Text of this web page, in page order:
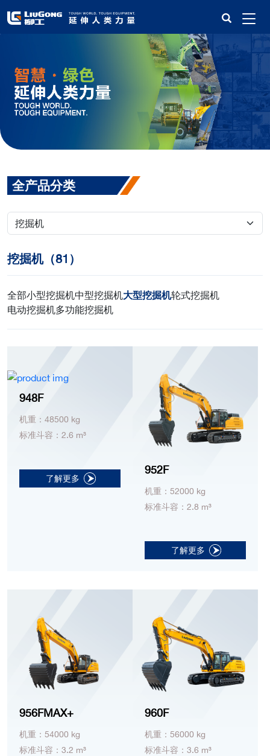
全产品分类
挖掘机（81）
全部小型挖掘机中型挖掘机大型挖掘机轮式挖掘机
电动挖掘机多功能挖掘机
948F
机重：48500 kg
标准斗容：2.6 m³
了解更多
952F
机重：52000 kg
标准斗容：2.8 m³
了解更多
956FMAX+
机重：54000 kg
标准斗容：3.2 m³
960F
机重：56000 kg
标准斗容：3.6 m³